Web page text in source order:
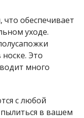
обеспечивает
уходе.
Это
много
с любой
в вашем